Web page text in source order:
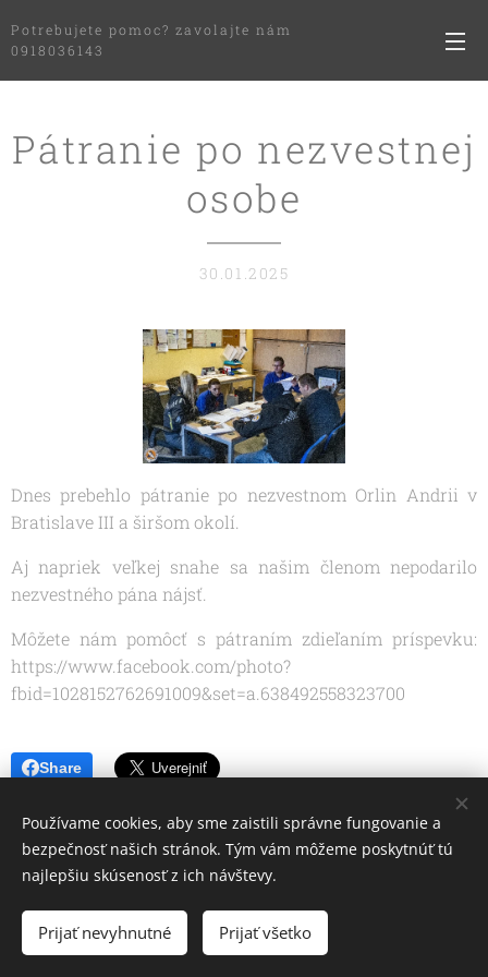
Potrebujete pomoc? zavolajte nám
0918036143
Pátranie po nezvestnej
osobe
30.01.2025
Dnes prebehlo pátranie po nezvestnom Orlin Andrii v
Bratislave III a širšom okolí.
Aj napriek veľkej snahe sa našim členom nepodarilo
nezvestného pána nájsť.
Môžete nám pomôcť s pátraním zdieľaním príspevku:
https://www.facebook.com/photo?
fbid=1028152762691009&set=a.638492558323700
Share
Cookies
Používame cookies, aby sme zaistili správne fungovanie a
bezpečnosť našich stránok. Tým vám môžeme poskytnúť tú
najlepšiu skúsenosť z ich návštevy.
Prijať nevyhnutné Prijať všetko